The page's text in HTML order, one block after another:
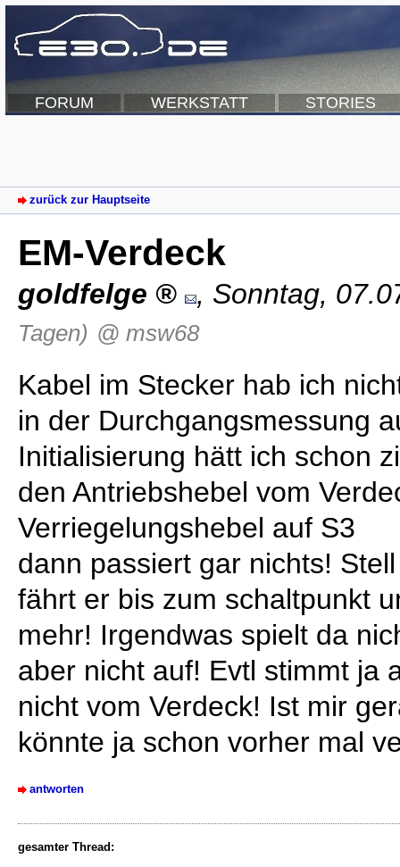
FORUM WERKSTATT STORIES
zurück zur Hauptseite
EM-Verdeck
goldfelge , Sonntag,
Tagen) @ msw68
Kabel im Stecker hab ich
in der Durchgangsmessung
Initialisierung hätt ich schon
den Antriebshebel vom
Verriegelungshebel auf S3
dann passiert gar nichts!
fährt er bis zum schaltpunkt
mehr! Irgendwas spielt da
aber nicht auf! Evtl stimmt ja
nicht vom Verdeck! Ist mir
könnte ja schon vorher mal
antworten
gesamter Thread: